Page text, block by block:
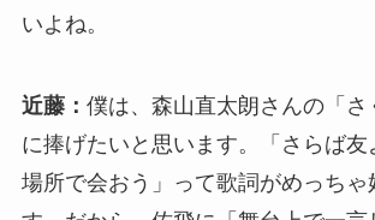
いよね。
近藤： 僕は、森山直太朗さんの「さ
に捧げたいと思います。「さらば友
場所で会おう」って歌詞がめっちゃ